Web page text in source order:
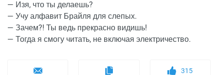
— Изя, что ты делаешь?
— Учу алфавит Брайля для слепых.
— Зачем?! Ты ведь прекрасно видишь!
— Тогда я смогу читать, не включая электричество.
315